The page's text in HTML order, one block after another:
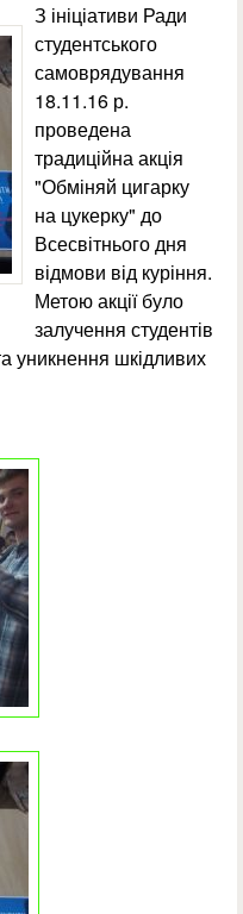
З ініціативи Ради
студентського
самоврядування
18.11.16 р.
проведена
традиційна акція
"Обміняй цигарку
на цукерку" до
Всесвітнього дня
відмови від куріння.
Метою акції було
залучення студентів
уникнення шкідливих